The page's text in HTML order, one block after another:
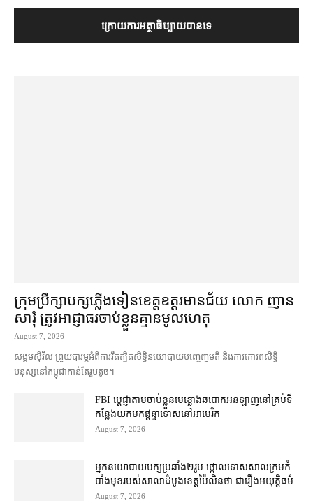
ក្រុមប្រឹក្សា​បក្ស​ភ្លើងទៀន​ខេត្ត​ឧត្ដរមានជ័យ លោក ញាន
សារុំ ត្រូវ​អាជ្ញាធរ​ចាប់ខ្លួន​គ្មាន​មូលហេតុ
August 7, 2026
សង្គម​ស៊ីវិល ព្រួយបារម្ភ​អំពី​ការ​រឹតត្បិត​សិទ្ធិ​នយោបាយ​បញ្ចេញមតិ និង​ការគោរព​សិទ្ធិ
មនុស្ស​នៅ​កម្ពុជា​កាន់តែ​រួម​តូច។
FBI ប្ដេជ្ញា​តាម​ចាប់ខ្លួន​មេខ្លោង​ឆបោក​អនឡាញ​នៅ​គ្រប់​ទី
កន្លែង​យក​មក​ផ្ដន្ទាទោស​នៅ​អាមេរិក
August 7, 2026
អ្នកនយោបាយ​បក្ស​ប្រឆាំង​២​រូប ថ្កោលទោស​សាលក្រម​កំ
បាំងមុខ​របស់​សាលាដំបូង​ខេត្ត​ប៉ៃលិន​ថា ជា​រឿង​អយុត្តិធម៌
August 7, 2026